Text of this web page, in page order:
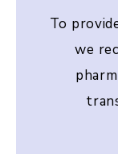
To
we